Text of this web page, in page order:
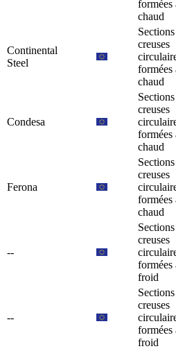
formées
chaud
Continental
Steel
Sections
creuses
formées
chaud
Condesa
Sections
creuses
formées
chaud
Ferona
Sections
creuses
formées
chaud
--
Sections
creuses
formées
froid
--
Sections
creuses
formées
froid